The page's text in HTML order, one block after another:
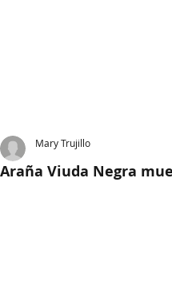
Araña Viuda Negra
Mary Trujillo